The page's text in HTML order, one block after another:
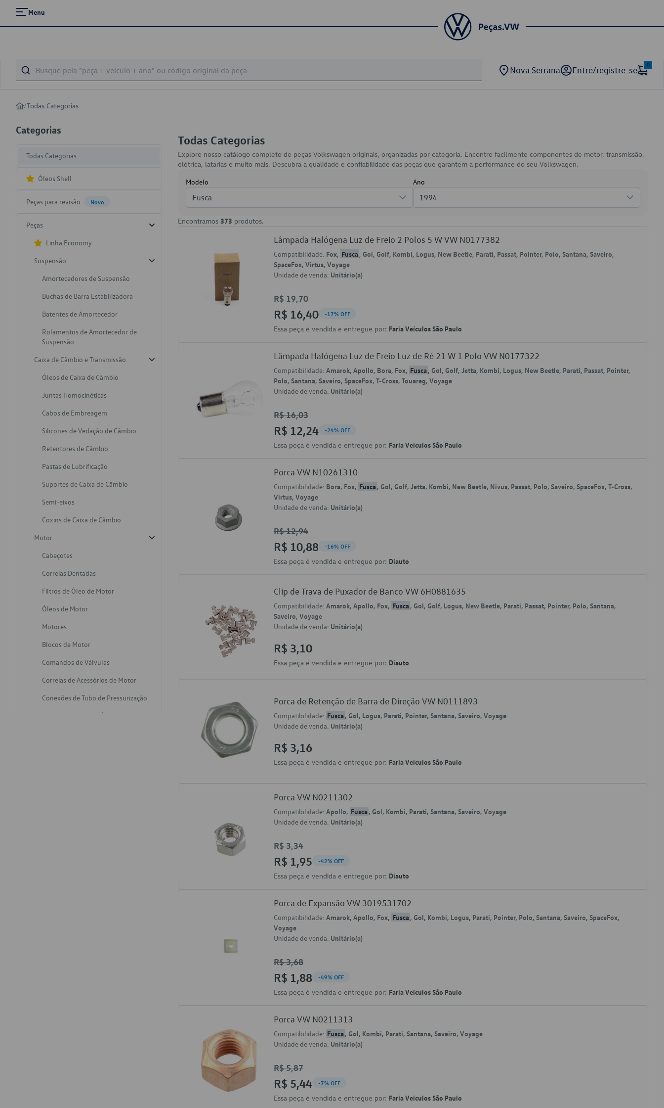
Menu
Nova Serrana Entre/registre-se
0
/Todas Categorias
Categorias
Todas Categorias
Óleos Shell
Peças para revisão Novo
Peças
Linha Economy
Suspensão
Amortecedores de Suspensão
Buchas de Barra Estabilizadora
Batentes de Amortecedor
Rolamentos de Amortecedor de
Suspensão
Caixa de Câmbio e Transmissão
Óleos de Caixa de Câmbio
Juntas Homocinéticas
Cabos de Embreagem
Silicones de Vedação de Câmbio
Retentores de Câmbio
Pastas de Lubrificação
Suportes de Caixa de Câmbio
Semi-eixos
Coxins de Caixa de Câmbio
Motor
Cabeçotes
Correias Dentadas
Filtros de Óleo de Motor
Óleos de Motor
Motores
Blocos de Motor
Comandos de Válvulas
Correias de Acessórios de Motor
Conexões de Tubo de Pressurização
Varetas de Nivel de Óleo
Todas Categorias
Explore nosso catálogo completo de peças Volkswagen originais, organizadas por categoria. Encontre facilmente componentes de motor, transmissão,
elétrica, latarias e muito mais. Descubra a qualidade e confiabilidade das peças que garantem a performance do seu Volkswagen.
Modelo
Fusca
Ano
1994
Encontramos 373 produtos.
Lâmpada Halógena Luz de Freio 2 Polos 5 W VW N0177382
Compatibilidade: Fox, Fusca, Gol, Golf, Kombi, Logus, New Beetle, Parati, Passat, Pointer, Polo, Santana, Saveiro,
SpaceFox, Virtus, Voyage
Unidade de venda: Unitário(a)
R$ 19,70
R$ 16,40 -17% OFF
Essa peça é vendida e entregue por: Faria Veículos São Paulo
Lâmpada Halógena Luz de Freio Luz de Ré 21 W 1 Polo VW N0177322
Compatibilidade: Amarok, Apollo, Bora, Fox, Fusca, Gol, Golf, Jetta, Kombi, Logus, New Beetle, Parati, Passat, Pointer,
Polo, Santana, Saveiro, SpaceFox, T-Cross, Touareg, Voyage
Unidade de venda: Unitário(a)
R$ 16,03
R$ 12,24 -24% OFF
Essa peça é vendida e entregue por: Faria Veículos São Paulo
Porca VW N10261310
Compatibilidade: Bora, Fox, Fusca, Gol, Golf, Jetta, Kombi, New Beetle, Nivus, Passat, Polo, Saveiro, SpaceFox, T-Cross,
Virtus, Voyage
Unidade de venda: Unitário(a)
R$ 12,94
R$ 10,88 -16% OFF
Essa peça é vendida e entregue por: Diauto
Clip de Trava de Puxador de Banco VW 6H0881635
Compatibilidade: Amarok, Apollo, Fox, Fusca, Gol, Golf, Logus, New Beetle, Parati, Passat, Pointer, Polo, Santana,
Saveiro, Voyage
Unidade de venda: Unitário(a)
R$ 3,10
Essa peça é vendida e entregue por: Diauto
Porca de Retenção de Barra de Direção VW N0111893
Compatibilidade: Fusca , Gol, Logus, Parati, Pointer, Santana, Saveiro, Voyage
Unidade de venda: Unitário(a)
R$ 3,16
Essa peça é vendida e entregue por: Faria Veículos São Paulo
Porca VW N0211302
Compatibilidade: Apollo, Fusca, Gol, Kombi, Parati, Santana, Saveiro, Voyage
Unidade de venda: Unitário(a)
R$ 3,34
R$ 1,95 -42% OFF
Essa peça é vendida e entregue por: Diauto
Porca de Expansão VW 3019531702
Compatibilidade: Amarok, Apollo, Fox, Fusca, Gol, Kombi, Logus, Parati, Pointer, Polo, Santana, Saveiro, SpaceFox,
Voyage
Unidade de venda: Unitário(a)
R$ 3,68
R$ 1,88 -49% OFF
Essa peça é vendida e entregue por: Faria Veículos São Paulo
Porca VW N0211313
Compatibilidade: Fusca, Gol, Kombi, Parati, Santana, Saveiro, Voyage
Unidade de venda: Unitário(a)
R$ 5,87
R$ 5,44 -7% OFF
Essa peça é vendida e entregue por: Faria Veículos São Paulo